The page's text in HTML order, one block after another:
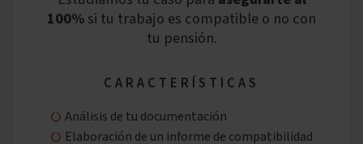
100%si tu trabajo es compatible o no con
tu pensión.
CARACTERÍSTICAS
Análisis de tu documentación
Elaboración de un informe de compatibilidad